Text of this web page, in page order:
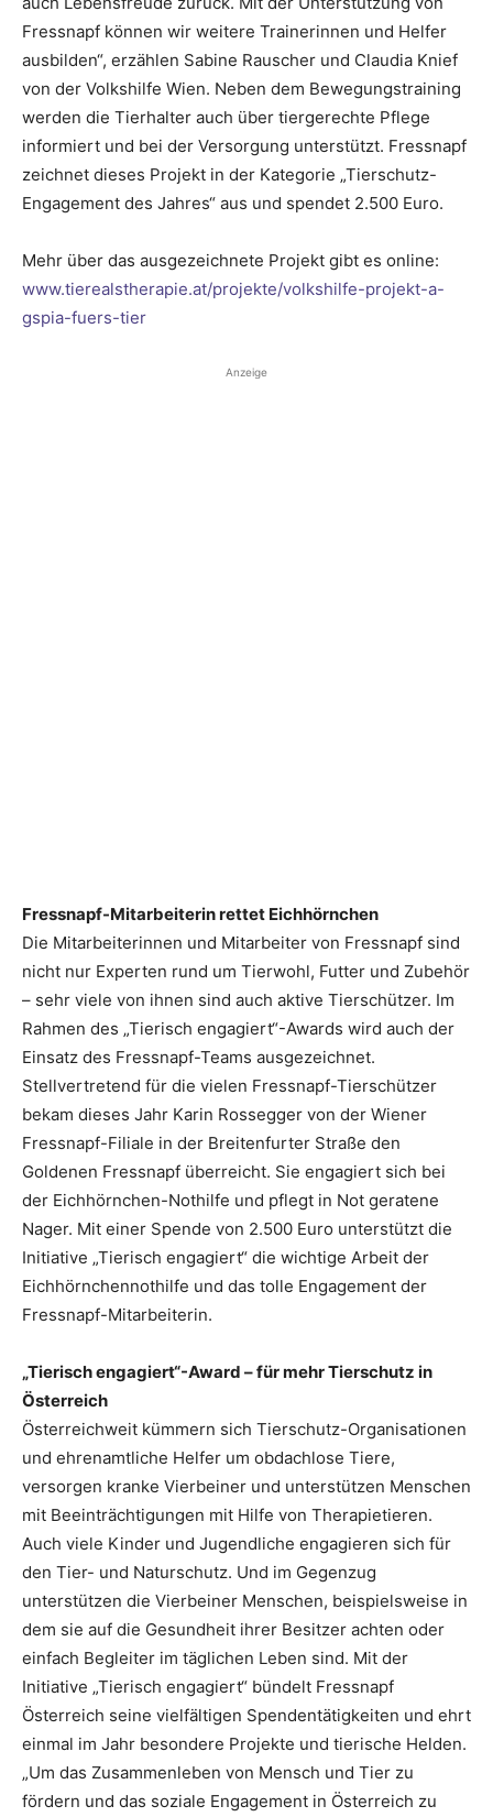
Fressnapf können wir weitere Trainerinnen und Helfer
ausbilden“, erzählen Sabine Rauscher und Claudia Knief
von der Volkshilfe Wien. Neben dem Bewegungstraining
werden die Tierhalter auch über tiergerechte Pflege
informiert und bei der Versorgung unterstützt. Fressnapf
zeichnet dieses Projekt in der Kategorie „Tierschutz-
Engagement des Jahres“ aus und spendet 2.500 Euro.
Mehr über das ausgezeichnete Projekt gibt es online:
www.tierealstherapie.at/projekte/volkshilfe-projekt-a-
gspia-fuers-tier
Anzeige
Fressnapf-Mitarbeiterin rettet Eichhörnchen
Die Mitarbeiterinnen und Mitarbeiter von Fressnapf sind
nicht nur Experten rund um Tierwohl, Futter und Zubehör
– sehr viele von ihnen sind auch aktive Tierschützer. Im
Rahmen des „Tierisch engagiert“-Awards wird auch der
Einsatz des Fressnapf-Teams ausgezeichnet.
Stellvertretend für die vielen Fressnapf-Tierschützer
bekam dieses Jahr Karin Rossegger von der Wiener
Fressnapf-Filiale in der Breitenfurter Straße den
Goldenen Fressnapf überreicht. Sie engagiert sich bei
der Eichhörnchen-Nothilfe und pflegt in Not geratene
Nager. Mit einer Spende von 2.500 Euro unterstützt die
Initiative „Tierisch engagiert“ die wichtige Arbeit der
Eichhörnchennothilfe und das tolle Engagement der
Fressnapf-Mitarbeiterin.
„Tierisch engagiert“-Award – für mehr Tierschutz in
Österreich
Österreichweit kümmern sich Tierschutz-Organisationen
und ehrenamtliche Helfer um obdachlose Tiere,
versorgen kranke Vierbeiner und unterstützen Menschen
mit Beeinträchtigungen mit Hilfe von Therapietieren.
Auch viele Kinder und Jugendliche engagieren sich für
den Tier- und Naturschutz. Und im Gegenzug
unterstützen die Vierbeiner Menschen, beispielsweise in
dem sie auf die Gesundheit ihrer Besitzer achten oder
einfach Begleiter im täglichen Leben sind. Mit der
Initiative „Tierisch engagiert“ bündelt Fressnapf
Österreich seine vielfältigen Spendentätigkeiten und ehrt
einmal im Jahr besondere Projekte und tierische Helden.
„Um das Zusammenleben von Mensch und Tier zu
fördern und das soziale Engagement in Österreich zu